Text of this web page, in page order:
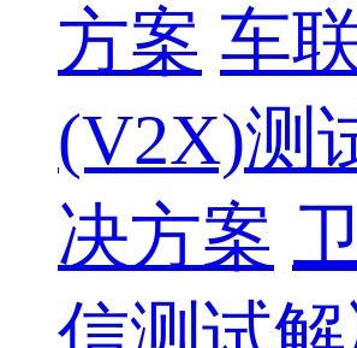
方案 车
(V2X)测
决方案